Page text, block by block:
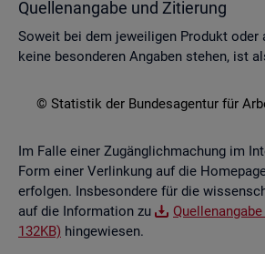
Quel­len­an­ga­be und Zi­tie­rung
So­weit bei dem je­wei­li­gen Pro­dukt oder
keine be­son­de­ren An­ga­ben ste­hen, ist
© Sta­tis­tik der Bun­des­agen­tur für
Im Falle einer Zu­gäng­lich­ma­chung im
Form einer Ver­lin­kung auf die
er­fol­gen. Ins­be­son­de­re für die
auf die In­for­ma­ti­on zu
132KB) hin­ge­wie­sen.